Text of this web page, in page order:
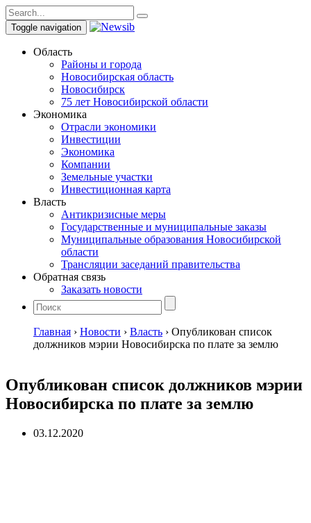
Toggle navigation
Область
Районы и города
Новосибирская область
Новосибирск
75 лет Новосибирской области
Экономика
Отрасли экономики
Инвестиции
Экономика
Компании
Земельные участки
Инвестиционная карта
Власть
Антикризисные меры
Государственные и муниципальные заказы
Муниципальные образования Новосибирской
области
Трансляции заседаний правительства
Обратная связь
Заказать новости
Главная › Новости › Власть › Опубликован список
должников мэрии Новосибирска по плате за землю
Опубликован список должников мэрии
Новосибирска по плате за землю
03.12.2020